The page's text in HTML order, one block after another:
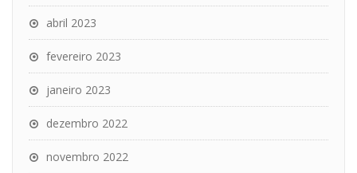
abril 2023
fevereiro 2023
janeiro 2023
dezembro 2022
novembro 2022